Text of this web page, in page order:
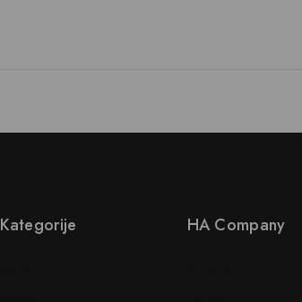
Kategorije HA Company